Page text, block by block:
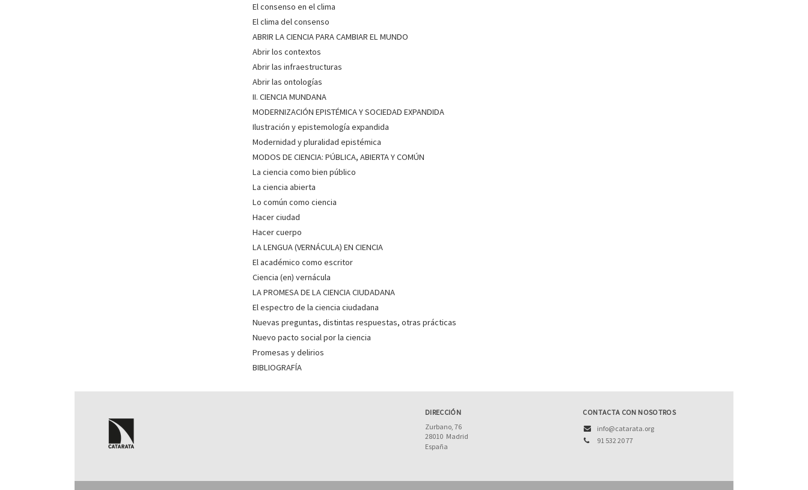
El consenso en el clima
El clima del consenso
ABRIR LA CIENCIA PARA CAMBIAR EL MUNDO
Abrir los contextos
Abrir las infraestructuras
Abrir las ontologías
II. CIENCIA MUNDANA
MODERNIZACIÓN EPISTÉMICA Y SOCIEDAD EXPANDIDA
Ilustración y epistemología expandida
Modernidad y pluralidad epistémica
MODOS DE CIENCIA: PÚBLICA, ABIERTA Y COMÚN
La ciencia como bien público
La ciencia abierta
Lo común como ciencia
Hacer ciudad
Hacer cuerpo
LA LENGUA (VERNÁCULA) EN CIENCIA
El académico como escritor
Ciencia (en) vernácula
LA PROMESA DE LA CIENCIA CIUDADANA
El espectro de la ciencia ciudadana
Nuevas preguntas, distintas respuestas, otras prácticas
Nuevo pacto social por la ciencia
Promesas y delirios
BIBLIOGRAFÍA
DIRECCIÓN
Zurbano, 76
28010 Madrid
España
CONTACTA CON NOSOTROS
info@catarata.org
91 532 20 77